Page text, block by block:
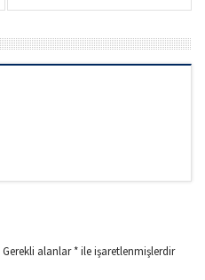
Gerekli alanlar*ile işaretlenmişlerdir